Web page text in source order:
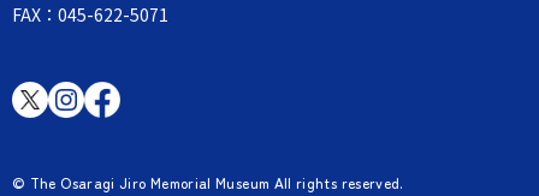
FAX：045-622-5071
© The Osaragi Jiro Memorial Museum All rights reserved.